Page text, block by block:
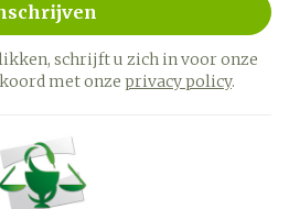
schrijft u zich in voor onze
met onze privacy policy.